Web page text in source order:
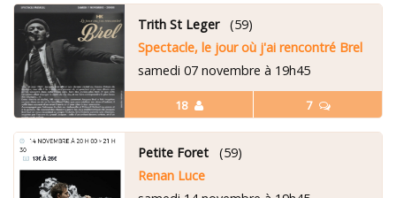
18 7
Trith St Leger(59)
Spectacle, le jour où j'ai rencontré Brel
samedi 07 novembre à 19h45
Petite Foret(59)
Renan Luce